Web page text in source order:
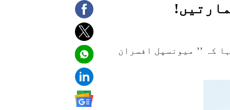
کہ ’’ میونسپل افسران